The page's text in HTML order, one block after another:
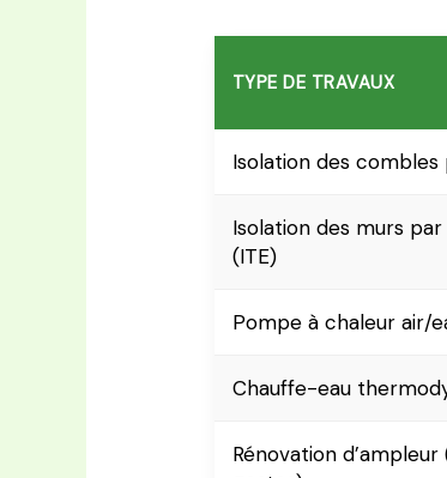
TYPE DE TRAVAUX
Isolation des combles
Isolation des murs par
(ITE)
Pompe à chaleur air/
Chauffe-eau
Rénovation